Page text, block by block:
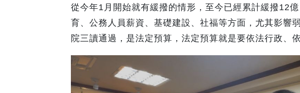
從今年1月開始就有緩撥的情形，至今已經累計緩撥12
育、公務人員薪資、基礎建設、社福等方面，尤其影響
院三讀通過，是法定預算，法定預算就是要依法行政、